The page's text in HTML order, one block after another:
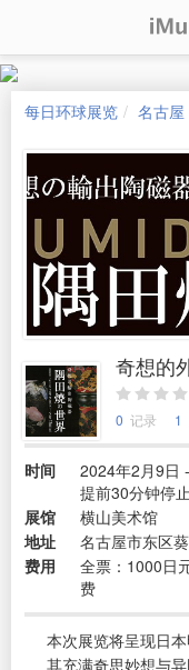
每日环球展览 名古屋
奇想的
0 记录 1
时间
2024年2月9日
提前30分钟停
展馆
横山美术馆
地址
名古屋市东区
费用
全票：1000日
费
本次展览将呈现日
其充满奇思妙想与